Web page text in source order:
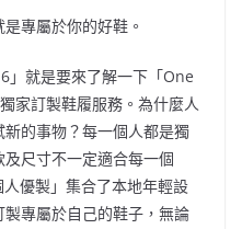
專屬於你的好鞋。
」就是要來了解一下「One
家訂製鞋履服務。為什麼人
的事物？每一個人都是獨
尺寸不一定適合每一個
優製」集合了本地年輕設
專屬於自己的鞋子，無論